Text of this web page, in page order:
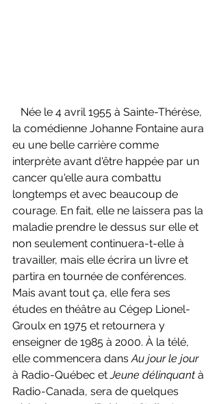
la comédienne Johanne Fontaine aura
eu une belle carrière comme
interprète avant d'être happée par un
cancer qu'elle aura combattu
longtemps et avec beaucoup de
courage. En fait, elle ne laissera pas la
maladie prendre le dessus sur elle et
non seulement continuera-t-elle à
travailler, mais elle écrira un livre et
partira en tournée de conférences.
Mais avant tout ça, elle fera ses
études en théâtre au Cégep Lionel-
Groulx en 1975 et retournera y
enseigner de 1985 à 2000. À la télé,
elle commencera dans Au jour le jour
à Radio-Québec et Jeune délinquant à
Radio-Canada, sera de quelques